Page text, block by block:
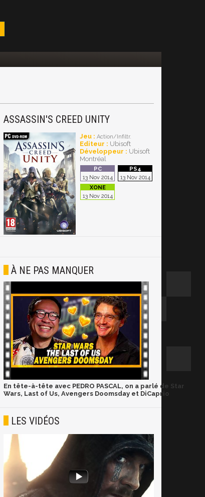
ASSASSIN'S CREED UNITY
Jeu : Action/Infiltr.
Editeur : Ubisoft
Développeur : Ubisoft
Montréal
13 Nov 2014 13 Nov 2014
13 Nov 2014
À NE PAS MANQUER
En tête-à-tête avec PEDRO PASCAL, on a parlé de Star
Wars, Last of Us, Avengers Doomsday et DiCaprio
LES VIDÉOS